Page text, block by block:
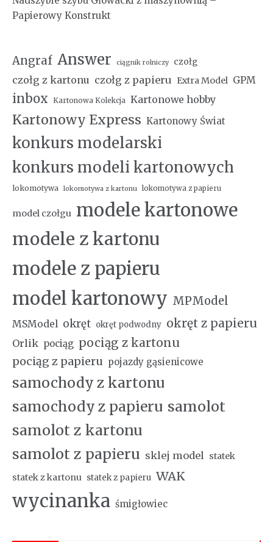
Papierowy Konstrukt
Angraf Answer ciągnik rolniczy czołg
czołg z kartonu czołg z papieru Extra Model GPM
inbox Kartonowa Kolekcja Kartonowe hobby
Kartonowy Express Kartonowy Świat
konkurs modelarski
konkurs modeli kartonowych
lokomotywa lokomotywa z kartonu lokomotywa z papieru
model czołgu modele kartonowe
modele z kartonu
modele z papieru
model kartonowy MPModel
MSModel okręt okręt podwodny okręt z papieru
Orlik pociąg pociąg z kartonu
pociąg z papieru pojazdy gąsienicowe
samochody z kartonu
samochody z papieru samolot
samolot z kartonu
samolot z papieru sklej model
statek
statek z kartonu statek z papieru WAK
wycinanka śmigłowiec